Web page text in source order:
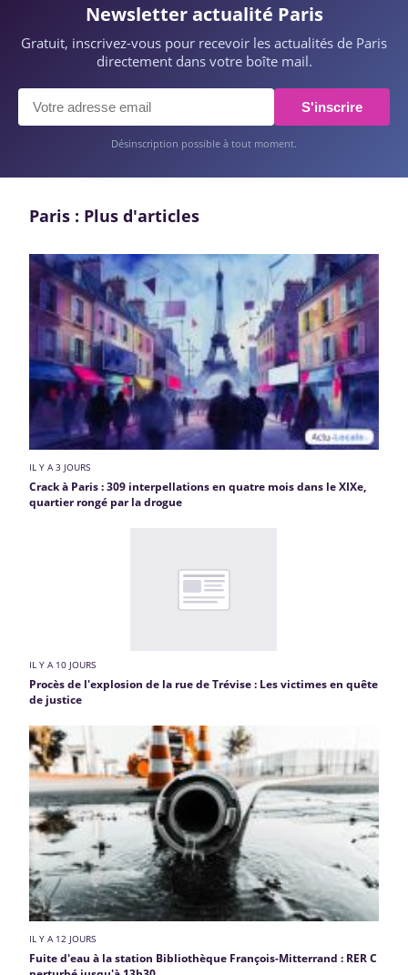
Newsletter actualité Paris
Gratuit, inscrivez-vous pour recevoir les actualités de Paris
directement dans votre boîte mail.
S'inscrire
Désinscription possible à tout moment.
Paris : Plus d'articles
IL Y A 3 JOURS
Crack à Paris : 309 interpellations en quatre mois dans le XIXe,
quartier rongé par la drogue
IL Y A 10 JOURS
Procès de l'explosion de la rue de Trévise : Les victimes en quête
de justice
IL Y A 12 JOURS
Fuite d'eau à la station Bibliothèque François-Mitterrand : RER C